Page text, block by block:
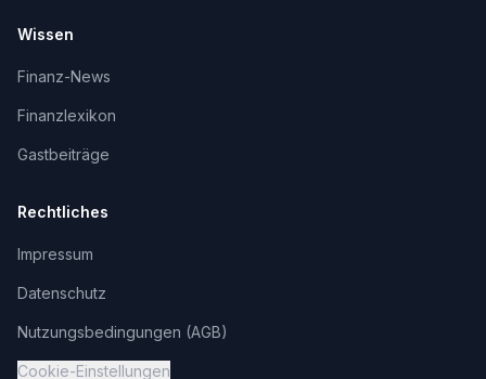
Wissen
Finanz-News
Finanzlexikon
Gastbeiträge
Rechtliches
Impressum
Datenschutz
Nutzungsbedingungen (AGB)
Cookie-Einstellungen